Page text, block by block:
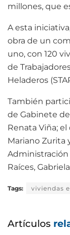
millones, que
A esta
obra de un
uno, con 120
de
Heladeros
También
de Gabinete
Renata Viña;
Mariano Zurita
Administración
Raíces,
Tags: viviendas
Artículos